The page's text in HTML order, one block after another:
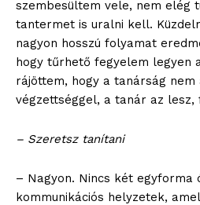
szembesültem vele, nem elég
tantermet is uralni kell.
nagyon hosszú folyamat
hogy tűrhető fegyelem legyen
rájöttem, hogy a tanárság nem
végzettséggel, a tanár az lesz,
– Szeretsz tanítani
– Nagyon. Nincs két egyforma
kommunikációs helyzetek,